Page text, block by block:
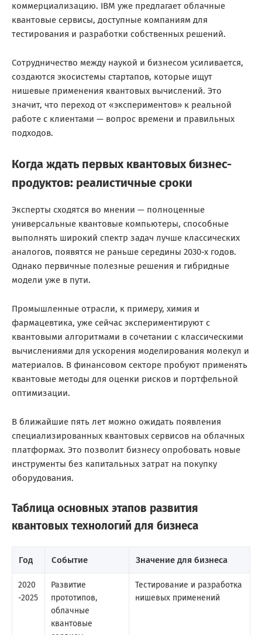
коммерциализацию. IBM уже предлагает облачные
квантовые сервисы, доступные компаниям для
тестирования и разработки собственных решений.
Сотрудничество между наукой и бизнесом усиливается,
создаются экосистемы стартапов, которые ищут
нишевые применения квантовых вычислений. Это
значит, что переход от «экспериментов» к реальной
работе с клиентами — вопрос времени и правильных
подходов.
Когда ждать первых квантовых бизнес-
продуктов: реалистичные сроки
Эксперты сходятся во мнении — полноценные
универсальные квантовые компьютеры, способные
выполнять широкий спектр задач лучше классических
аналогов, появятся не раньше середины 2030-х годов.
Однако первичные полезные решения и гибридные
модели уже в пути.
Промышленные отрасли, к примеру, химия и
фармацевтика, уже сейчас экспериментируют с
квантовыми алгоритмами в сочетании с классическими
вычислениями для ускорения моделирования молекул и
материалов. В финансовом секторе пробуют применять
квантовые методы для оценки рисков и портфельной
оптимизации.
В ближайшие пять лет можно ожидать появления
специализированных квантовых сервисов на облачных
платформах. Это позволит бизнесу опробовать новые
инструменты без капитальных затрат на покупку
оборудования.
Таблица основных этапов развития
квантовых технологий для бизнеса
Год Событие Значение для бизнеса
2020
-2025
Развитие
прототипов,
облачные
квантовые
Тестирование и разработка
нишевых применений